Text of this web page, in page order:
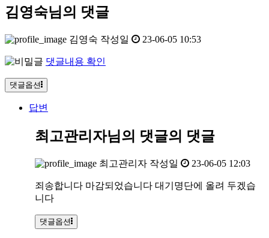
김영숙님의 댓글
김영숙 작성일 23-06-05 10:53
댓글내용 확인
댓글옵션
답변
최고관리자님의 댓글의 댓글
최고관리자 작성일 23-06-05 12:03
죄송합니다 마감되었습니다 대기명단에 올려 두겠습
니다
댓글옵션